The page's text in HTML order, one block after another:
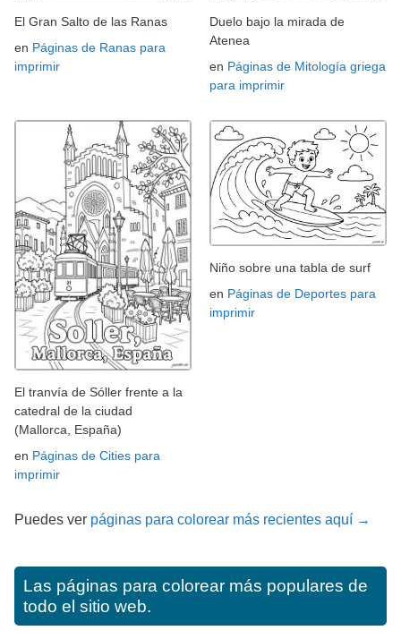
El Gran Salto de las Ranas
en Páginas de Ranas para
imprimir
Duelo bajo la mirada de
Atenea
en Páginas de Mitología griega
para imprimir
El tranvía de Sóller frente a la
catedral de la ciudad
(Mallorca, España)
en Páginas de Cities para
imprimir
Niño sobre una tabla de surf
en Páginas de Deportes para
imprimir
Puedes ver páginas para colorear más recientes aquí →
Las páginas para colorear más populares de
todo el sitio web.